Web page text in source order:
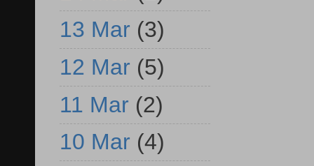
13 Mar (3)
12 Mar (5)
11 Mar (2)
10 Mar (4)